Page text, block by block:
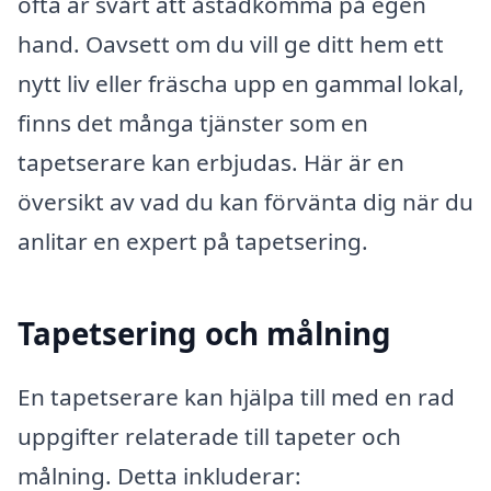
hand. Oavsett om du vill ge ditt hem ett
nytt liv eller fräscha upp en gammal lokal,
finns det många tjänster som en
tapetserare kan erbjudas. Här är en
översikt av vad du kan förvänta dig när du
anlitar en expert på tapetsering.
Tapetsering och målning
En tapetserare kan hjälpa till med en rad
uppgifter relaterade till tapeter och
målning. Detta inkluderar: